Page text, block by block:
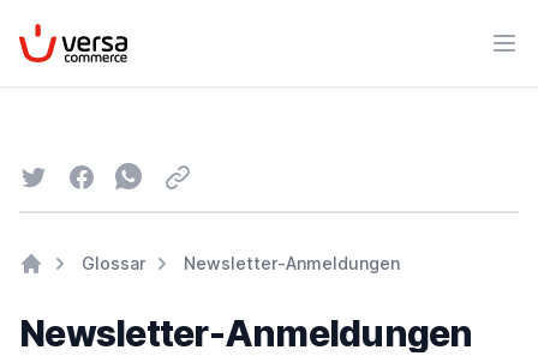
VersaCommerce
TwitterFacebookWhatsapp
Email
Glossar Newsletter-Anmeldungen
Newsletter-Anmeldungen